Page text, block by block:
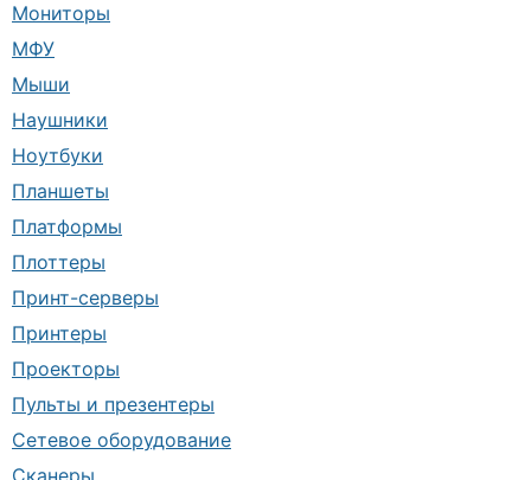
Мониторы
МФУ
Мыши
Наушники
Ноутбуки
Планшеты
Платформы
Плоттеры
Принт-серверы
Принтеры
Проекторы
Пульты и презентеры
Сетевое оборудование
Сканеры